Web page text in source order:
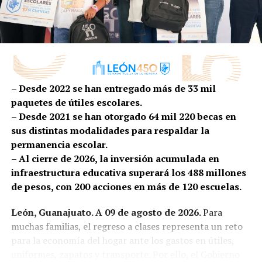
alternativas de recreación, aprendizaje y convivencia en
espacios cercanos a sus hogares, sin necesidad de
trasladarse fuera de su colonia.
De los 26 mil 500 participantes de este año, 24 mil se
encuentran en cursos realizados directamente en
colonias, mientras que otros 2 mil 500 disfrutan de las
actividades disponibles en los Centros Comunitarios y
Plazas de la Ciudadanía.
La estrategia llega a las siete delegaciones del municipio,
la Delegación Coecillo registra 5 mil 200 participantes;
Cerro Gordo, 3 mil 800; San Juan Bosco, 3 mil 500;
Cerrito de Jerez, 3 mil 400; Del Carmen, 3 mil 200; Las
UN VERANO QUE TAMBIÉN GENERA
OPORTUNIDADES
– Desde 2022 se han entregado más de 33 mil
paquetes de útiles escolares.
– Desde 2021 se han otorgado 64 mil 220 becas en
sus distintas modalidades para respaldar la
permanencia escolar.
– Al cierre de 2026, la inversión acumulada en
infraestructura educativa superará los 488 millones
de pesos, con 200 acciones en más de 120 escuelas.
León, Guanajuato. A 09 de agosto de 2026.Para
muchas familias, el regreso a clases representa un reto
para la economía del hogar ante los gastos en útiles,